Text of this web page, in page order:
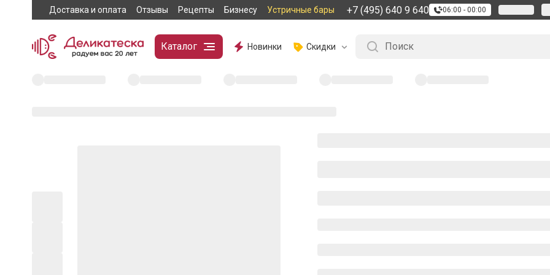
Доставка и оплата Отзывы Рецепты Бизнесу Устричные бары +7 (495) 640 9 640 06:00 - 00:00
Каталог Новинки Скидки